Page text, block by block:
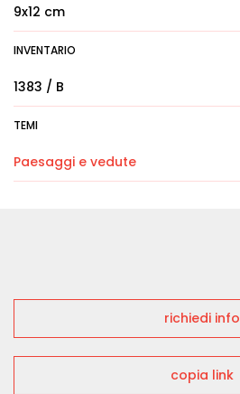
9x12 cm
INVENTARIO
1383 / B
TEMI
Paesaggi e vedute
richiedi info
copia link